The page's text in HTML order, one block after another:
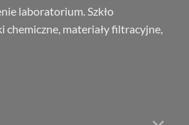
laboratorium. Szkło
materiały filtracyjne,